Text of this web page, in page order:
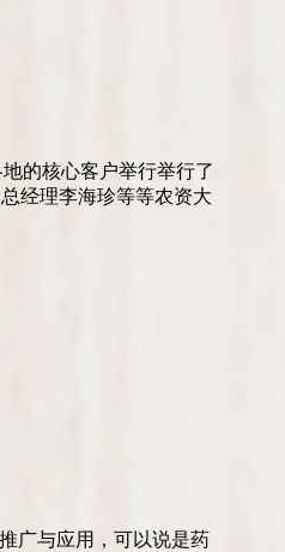
的核心客户举行举行了
经理李海珍等等农资大
广与应用，可以说是药